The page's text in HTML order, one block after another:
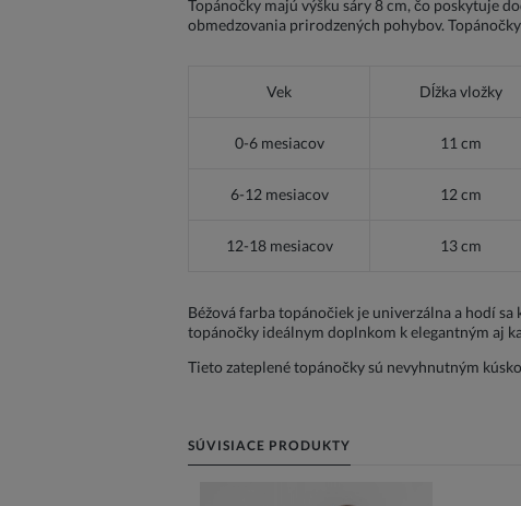
Topánočky majú výšku sáry 8 cm, čo poskytuje
obmedzovania prirodzených pohybov.
Vek Dĺžka vložky
0-6 mesiacov 11 cm
6-12 mesiacov 12 cm
12-18 mesiacov 13 cm
Béžová farba topánočiek je univerzálna a hodí
topánočky ideálnym doplnkom k elegantným aj
Tieto zateplené topánočky sú nevyhnutným
SÚVISIACE PRODUKTY